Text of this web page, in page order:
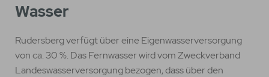
Wasser
Rudersberg verfügt über eine Eigenwasserversorgung
von ca. 30 %. Das Fernwasser wird vom Zweckverband
Landeswasserversorgung bezogen, dass über den